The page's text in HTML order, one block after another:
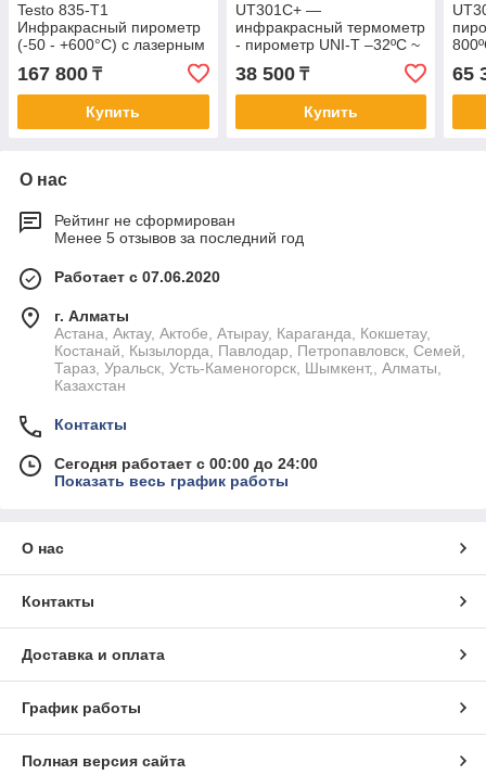
Testo 835-T1
Инфракрасный пирометр
(-50 - +600°C) с лазерным
указателем и оптическим
разрешением 50:1
167 800 ₸
Купить
UT301C+ —
инфракрасный термометр
- пирометр UNI-T –32ºC ~
600ºC. В реестре СИ РК.
38 500₸
Купить
65
О нас
Рейтинг не сформирован
Менее 5 отзывов за последний год
Работает с 07.06.2020
г. Алматы
Астана, Актау, Актобе, Атырау, Караганда, Кокшетау,
Костанай, Кызылорда, Павлодар, Петропавловск, Семей,
Тараз, Уральск, Усть-Каменогорск, Шымкент,, Алматы,
Казахстан
Контакты
Сегодня работает с 00:00 до 24:00
Показать весь график работы
О нас
Контакты
Доставка и оплата
График работы
Полная версия сайта